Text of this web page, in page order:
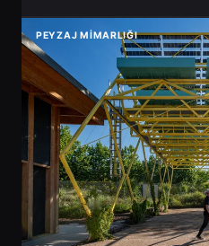
PEYZAJ MIMARLIĞI